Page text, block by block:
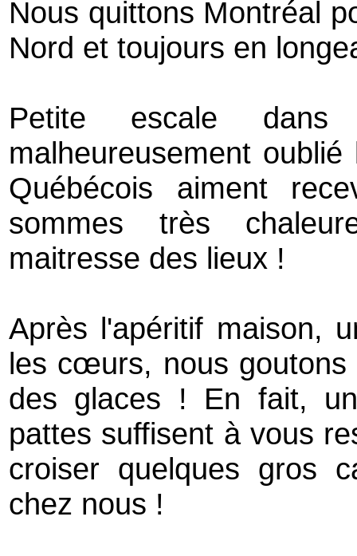
Nous quittons Montréal
Nord et toujours en
Petite escale
malheureusement
Québécois aiment
sommes très
maitresse des lieux !
Après l'apéritif maison,
les cœurs, nous goutons
des glaces ! En fait,
pattes suffisent à vous
croiser quelques gros
chez nous !